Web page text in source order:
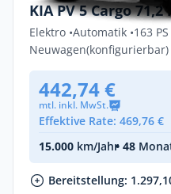
KIA PV 5 Cargo
Elektro •Automatik •163
Neuwagen(konfigurierbar)
442,74 €
mtl. inkl. MwSt.
Effektive Rate: 469,76 €
15.000 km/Jahr• 48
Bereitstellung: